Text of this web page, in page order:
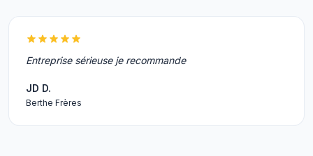
Entreprise sérieuse je recommande
JD D.
Berthe Frères